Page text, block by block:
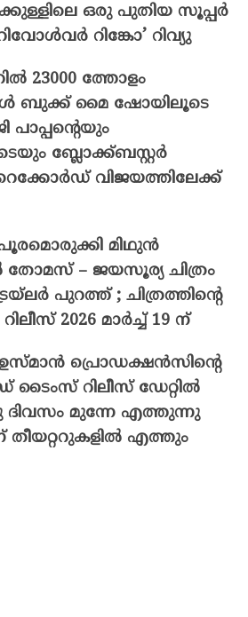
ഒരു പുതിയ സൂപ്പർ
റിങ്കോ’ റിവ്യു
23000 ത്തോളം
ബുക്ക് മൈ ഷോയിലൂടെ
പാപ്പന്റെയും
ബ്ലോക്ക്ബസ്റ്റർ
വിജയത്തിലേക്ക്
മിഥുൻ
– ജയസൂര്യ ചിത്രം
പുറത്ത് ; ചിത്രത്തിന്റെ
2026 മാർച്ച് 19 ന്
പ്രൊഡക്ഷൻസിന്റെ
ടൈംസ് റിലീസ് ഡേറ്റിൽ
ദിവസം മുന്നേ എത്തുന്നു
തീയറ്ററുകളിൽ എത്തും